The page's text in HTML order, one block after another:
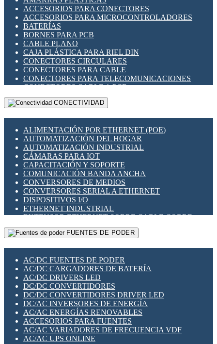
INDICADORES PARA PANEL
INTERFACES DE RELÉ
INTERRUPTORES FIN DE CARRERA
LLAVES CONMUTADORAS
MEDIDORES DE ENERGÍA Y TC'S DE CORRIENTE
MOTORES PASO A PASO
PANTALLAS HMI
PLC -CONTROLADORES LÓGICO PROGRAMABLES
PROGRAMADORES DE HORARIO
RELÉS DE PROTECCIÓN
SENSORES CAPACITIVOS
SENSORES INDUCTIVOS
TEMPORIZADORES
VARIACS
VARIADORES DE FRECUENCIA [VDF]
SECCIONADORES - INTERRUPTORES
MAQUINARIA
ACCESORIOS PARA CONECTORES
ACCESORIOS PARA MICROCONTROLADORES
BATERÍAS
BORNES PARA PCB
CABLE PLANO
CAJA PLÁSTICA PARA RIEL DIN
CONECTORES CIRCULARES
CONECTORES PARA CABLE
CONECTORES PARA TELECOMUNICACIONES
CONECTORES CABLE A PCB
CONECTORES PCB A CABLE
DIP SWITCHES
HERRAMIENTAS VARIAS
ILUMINACIÓN LED
INTERRUPTORES REED
INTERFACES DE RELÉ
OTROS RELÉS
PROTECCIÓN TÉRMICA
RELÉS AUTOMOTRICES
RELÉS DE SEÑAL
RELÉS DE ESTADO SÓLIDO SSR
RELÉS INDUSTRIALES
RELÉS MINIATURA DE POTENCIA
SENSORES MAGNÉTICOS
SWITCH Y MICROSWITCH
TARJETAS PI
UNIÓN Y DERIVACIÓN DE CABLE
CONECTIVIDAD
ALIMENTACIÓN POR ETHERNET (POE)
AUTOMATIZACIÓN DEL HOGAR
AUTOMATIZACIÓN INDUSTRIAL
CÁMARAS PARA IOT
CAPACITACIÓN Y SOPORTE
COMUNICACIÓN BANDA ANCHA
CONVERSORES DE MEDIOS
CONVERSORES SERIAL A ETHERNET
DISPOSITIVOS I/O
ETHERNET INDUSTRIAL
EXTENSOR ETHERNET SOBRE CABLE COBRE
GATEWAY LORAWAN
GESTIÓN DE REDES
PLACAS MODULARES IOT
SWITCHES Y REDES WIFI
SOLUCIONES IOT
SOLUCIONES LORAWAN
SOLUCIONES RED CELULAR
SEGURIDAD PARA REDES
SWITCHES LAN
TELEFONÍA IP (VOIP)
VIGILANCIA IP (CCTV)
MESHTASTIC
FUENTES DE PODER
AC/DC FUENTES DE PODER
AC/DC CARGADORES DE BATERÍA
AC/DC DRIVERS LED
DC/DC CONVERTIDORES
DC/DC CONVERTIDORES DRIVER LED
DC/AC INVERSORES DE ENERGÍA
AC/AC ENERGÍAS RENOVABLES
ACCESORIOS PARA FUENTES
AC/AC VARIADORES DE FRECUENCIA VDF
AC/AC UPS ONLINE